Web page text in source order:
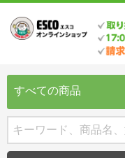
すべての商品